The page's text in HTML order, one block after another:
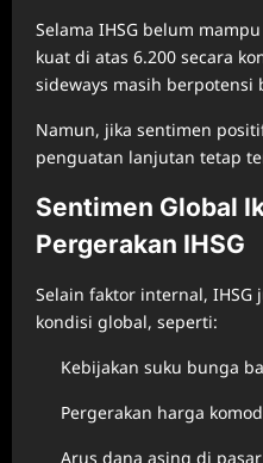
Selama IHSG belum
kuat di atas 6.200 secara
sideways masih berpotensi
Namun, jika sentimen
penguatan lanjutan tetap
Sentimen Global
Pergerakan IHSG
Selain faktor internal,
kondisi global, seperti:
Kebijakan suku bunga
Pergerakan harga
Arus dana asing di